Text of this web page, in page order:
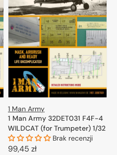
1 Man Army
1 Man Army 32DET031 F4F-4
WILDCAT (for Trumpeter) 1/32
Brak recenzji
Cena
99,45 zł